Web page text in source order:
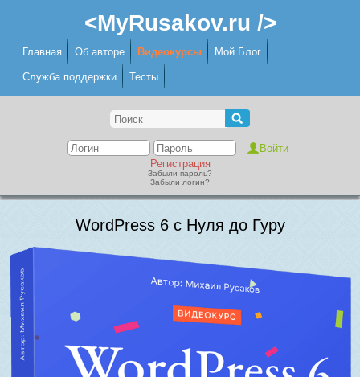
<MyRusakov.ru />
Главная Об авторе Видеокурсы Мой Блог
Служба поддержки Тесты
Регистрация
Забыли пароль?
Забыли логин?
WordPress 6 с Нуля до Гуру